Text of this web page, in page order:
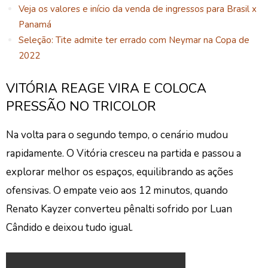
Veja os valores e início da venda de ingressos para Brasil x
Panamá
Seleção: Tite admite ter errado com Neymar na Copa de
2022
VITÓRIA REAGE VIRA E COLOCA
PRESSÃO NO TRICOLOR
Na volta para o segundo tempo, o cenário mudou
rapidamente. O Vitória cresceu na partida e passou a
explorar melhor os espaços, equilibrando as ações
ofensivas. O empate veio aos 12 minutos, quando
Renato Kayzer converteu pênalti sofrido por Luan
Cândido e deixou tudo igual.